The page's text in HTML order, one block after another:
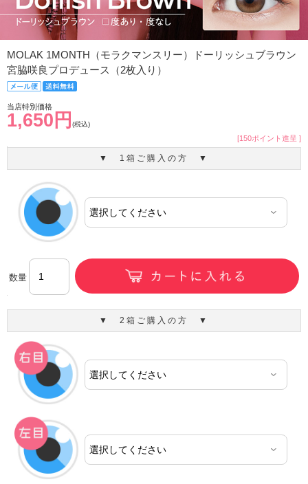
MOLAK 1MONTH（モラクマンスリー）ドーリッシュブラウン
宮脇咲良プロデュース（2枚入り）
当店特別価格
1,650円 (税込)
[150ポイント進呈 ]
▼ 1箱ご購入の方 ▼
数量
▼ 2箱ご購入の方 ▼